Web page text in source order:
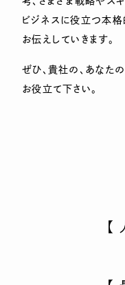
ビジネスに役立つ本格
お伝えしていきます。
ぜひ、貴社の、あなた
お役立て下さい。
【